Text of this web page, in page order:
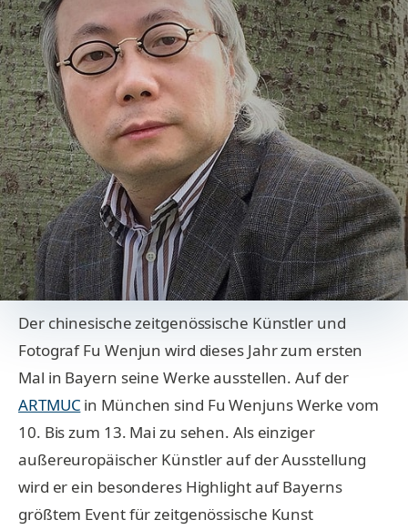
Der chinesische zeitgenössische Künstler und
Fotograf Fu Wenjun wird dieses Jahr zum ersten
Mal in Bayern seine Werke ausstellen. Auf der
ARTMUC in München sind Fu Wenjuns Werke vom
10. Bis zum 13. Mai zu sehen. Als einziger
außereuropäischer Künstler auf der Ausstellung
wird er ein besonderes Highlight auf Bayerns
größtem Event für zeitgenössische Kunst